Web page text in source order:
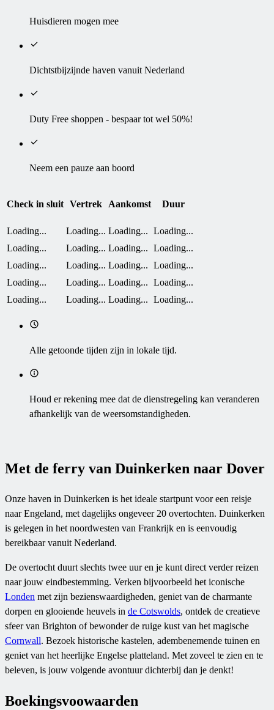
Huisdieren mogen mee
Dichtstbijzijnde haven vanuit Nederland
Duty Free shoppen - bespaar tot wel 50%!
Neem een pauze aan boord
Check in sluit Vertrek Aankomst Duur
Loading... Loading... Loading... Loading...
Loading...
Loading... Loading... Loading...
Loading...
Loading... Loading... Loading...
Loading...
Loading... Loading... Loading...
Loading...
Loading... Loading... Loading...
Alle getoonde tijden zijn in lokale tijd.
Houd er rekening mee dat de dienstregeling kan veranderen
afhankelijk van de weersomstandigheden.
Met de ferry van Duinkerken naar Dover
Onze haven in Duinkerken is het ideale startpunt voor een reisje
naar Engeland, met dagelijks ongeveer 20 overtochten. Duinkerken
is gelegen in het noordwesten van Frankrijk en is eenvoudig
bereikbaar vanuit Nederland.
De overtocht duurt slechts twee uur en je kunt direct verder reizen
naar jouw eindbestemming. Verken bijvoorbeeld het iconische
Londen met zijn bezienswaardigheden, geniet van de charmante
dorpen en glooiende heuvels in de Cotswolds, ontdek de creatieve
sfeer van Brighton of bewonder de ruige kust van het magische
Cornwall. Bezoek historische kastelen, adembenemende tuinen en
geniet van het heerlijke Engelse platteland. Met zoveel te zien en te
beleven, is jouw volgende avontuur dichterbij dan je denkt!
Boekingsvoowaarden